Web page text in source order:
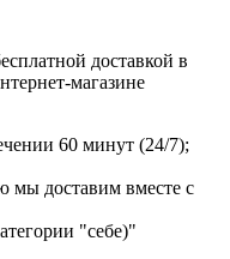
доставкой в
магазине
60 минут (24/7);
мы доставим вместе с
"себе)"